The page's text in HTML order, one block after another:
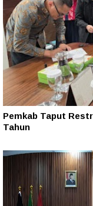
Pemkab Taput
Tahun‎